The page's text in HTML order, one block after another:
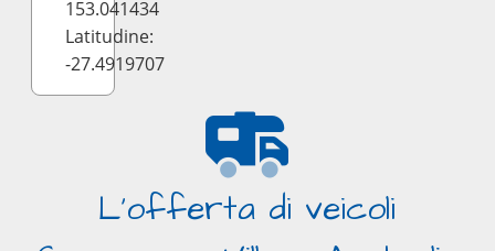
153.041434
Latitudine:
-27.4919707
L'offerta di veicoli